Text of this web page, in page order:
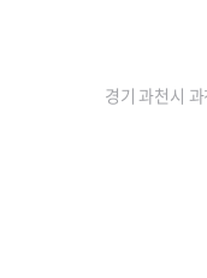
경기 과천시